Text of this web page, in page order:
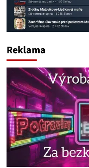
Reklama